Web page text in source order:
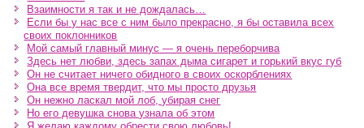
Взаимности я так и не дождалась…
Если бы у нас все с ним было прекрасно, я бы оставила всех
своих поклонников
Мой самый главный минус — я очень переборчива
Здесь нет любви, здесь запах дыма сигарет и горький вкус губ
Он не считает ничего обидного в своих оскорблениях
Она все время твердит, что мы просто друзья
Он нежно ласкал мой лоб, убирая снег
Но его девушка снова узнала об этом